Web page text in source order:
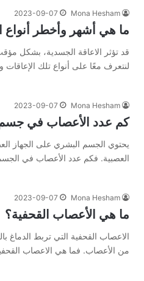
Mona Hesham
2023-09-07
ما هي أشهر وأخطر أنواع
قد تؤثر الاعاقة الجسدية، بشكل
لنتعرف معًا على أنواع تلك
Mona Hesham
2023-09-07
كم عدد الأعصاب في جسم
يحتوي الجسم البشري على الجهاز
العصبية. فكم عدد الأعصاب في
Mona Hesham
2023-09-07
ما هي الأعصاب القحفية؟
من الأعصاب. فما هي الاعصاب